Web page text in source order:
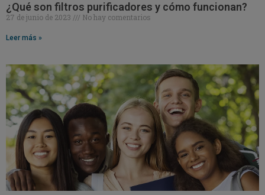
¿Qué son filtros purificadores y cómo funcionan?
27 de junio de 2023 No hay comentarios
Leer más »